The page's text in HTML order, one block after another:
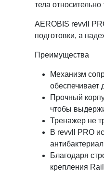
тела
AEROBIS revvll
подготовки, а
Преимущества
Механизм
обеспечивает
Прочный
чтобы
Тренажер не
В revvll PRO
Благодаря
крепления